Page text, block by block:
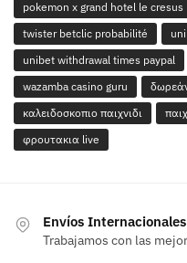
pokemon x grand hotel le cresus
twister betclic probabilité
unibet withdrawal times paypal
wazamba casino guru
καλειδοσκοπιο παιχνιδι
φρουτακια live
Envíos Internacionales
Trabajamos con las